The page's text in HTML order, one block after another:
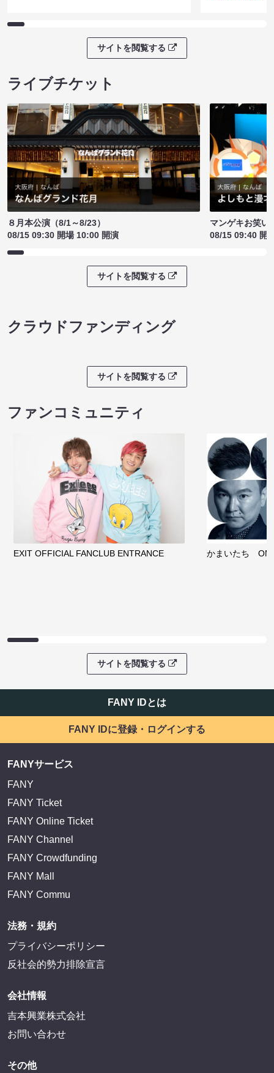
サイトを閲覧する
ライブチケット
８月本公演（8/1～8/23）
08/15 09:30 開場 10:00 開演
マンゲキお笑い
08/15 09:40 開
サイトを閲覧する
クラウドファンディング
サイトを閲覧する
ファンコミュニティ
EXIT OFFICIAL FANCLUB ENTRANCE かまいたち
サイトを閲覧する
FANY IDとは
FANY IDに登録・ログインする
FANYサービス
FANY
FANY Ticket
FANY Online Ticket
FANY Channel
FANY Crowdfunding
FANY Mall
FANY Commu
法務・規約
プライバシーポリシー
反社会的勢力排除宣言
会社情報
吉本興業株式会社
お問い合わせ
その他